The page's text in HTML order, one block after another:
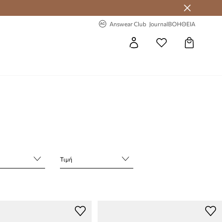
Club
Answear Club JournalΒΟΗΘΕΙΑ
Τιμή